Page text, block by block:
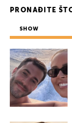
PRONAĐITE
SHOW